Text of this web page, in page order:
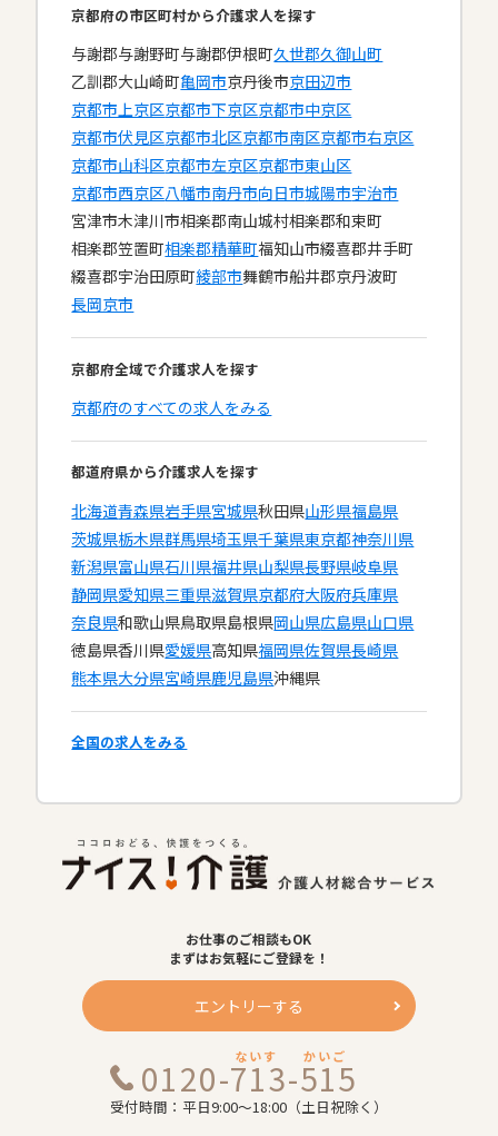
京都府の市区町村から介護求人を探す
与謝郡与謝野町与謝郡伊根町久世郡久御山町
乙訓郡大山崎町亀岡市京丹後市京田辺市
京都市上京区京都市下京区京都市中京区
京都市伏見区京都市北区京都市南区京都市右京区
京都市山科区京都市左京区京都市東山区
京都市西京区八幡市南丹市向日市城陽市宇治市
宮津市木津川市相楽郡南山城村相楽郡和束町
相楽郡笠置町相楽郡精華町福知山市綴喜郡井手町
綴喜郡宇治田原町綾部市舞鶴市船井郡京丹波町
長岡京市
京都府全域で介護求人を探す
京都府のすべての求人をみる
都道府県から介護求人を探す
北海道青森県岩手県宮城県秋田県山形県福島県
茨城県栃木県群馬県埼玉県千葉県東京都神奈川県
新潟県富山県石川県福井県山梨県長野県岐阜県
静岡県愛知県三重県滋賀県京都府大阪府兵庫県
奈良県和歌山県鳥取県島根県岡山県広島県山口県
徳島県香川県愛媛県高知県福岡県佐賀県長崎県
熊本県大分県宮崎県鹿児島県沖縄県
全国の求人をみる
お仕事のご相談もOK
まずはお気軽にご登録を！
エントリーする
0120-713-515
ないす かいご
受付時間：平日9:00～18:00（土日祝除く）